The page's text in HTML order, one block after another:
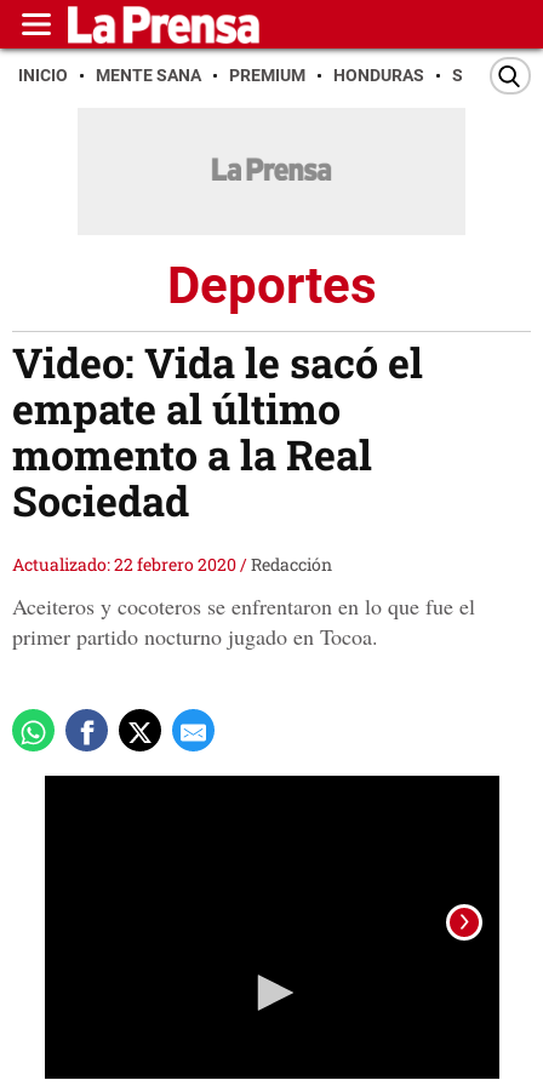
INICIO MENTE SANA PREMIUM HONDURAS SAN PEDRO
Deportes
Video: Vida le sacó el
empate al último
momento a la Real
Sociedad
Actualizado: 22 febrero 2020/Redacción
Aceiteros y cocoteros se enfrentaron en lo que fue el
primer partido nocturno jugado en Tocoa.
Foto: